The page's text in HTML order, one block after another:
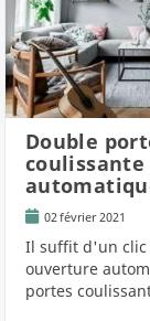
Double
coulissante
02 février 2021
Il suffit d'un clic
ouverture
portes